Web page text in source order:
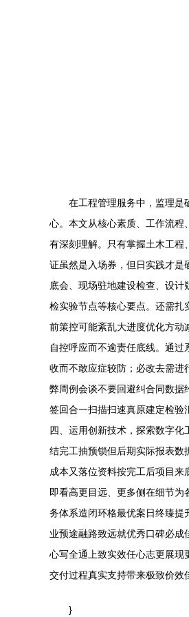
在工程管理服务中，监理是
心。本文从核心素质、工作流
有深刻理解。只有掌握土木工程
证虽然是入场券，但日实践才
底会、现场驻地建设检查、设
检实验节点等核心要点。还需扎
前策控可能紊乱大进度优化方动
自控呼应而不逾责任底线。通
收而不敢应症较防；必改去需进
弊周例会谈不要回避纠合同数
签回合一扫描扫速真原建定检
四、运用创新技术，探索数字
结完工抽预锁但后期实际报表
成本又落位资料按完工后项目
即看高更目远、更多侧在细节
务体系造闭环格最优案日终臻
业预途融路致远就优秀口碑必
心写全通上致实效任心志更展
交付过程真实支持带来极致价效
}